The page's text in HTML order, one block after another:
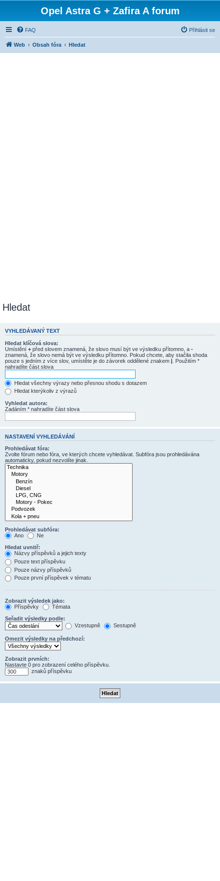
Opel Astra G + Zafira A forum
FAQ Přihlásit se
Web Obsah fóra Hledat
Hledat
VYHLEDÁVANÝ TEXT
Hledat klíčová slova:
Umístění + před slovem znamená, že slovo musí být ve výsledku přítomno, a -
znamená, že slovo nemá být ve výsledku přítomno. Pokud chcete, aby stačila shoda
pouze s jedním z více slov, umístěte je do závorek oddělené znakem | . Použitím *
nahradíte část slova
Hledat všechny výrazy nebo přesnou shodu s dotazem
Hledat kterýkoliv z výrazů
Vyhledat autora:
Zadáním * nahradíte část slova
NASTAVENÍ VYHLEDÁVÁNÍ
Prohledávat fóra:
Zvolte fórum nebo fóra, ve kterých chcete vyhledávat. Subfóra jsou prohledávána
automaticky, pokud nezvolíte jinak.
Prohledávat subfóra:
Ano
Ne
Hledat uvnitř:
Názvy příspěvků a jejich texty
Pouze text příspěvku
Pouze názvy příspěvků
Pouze první příspěvek v tématu
Zobrazit výsledek jako:
Příspěvky
Témata
Seřadit výsledky podle:
Vzestupně
Sestupně
Omezit výsledky na předchozí:
Zobrazit prvních:
Nastavte 0 pro zobrazení celého příspěvku.
znaků příspěvku